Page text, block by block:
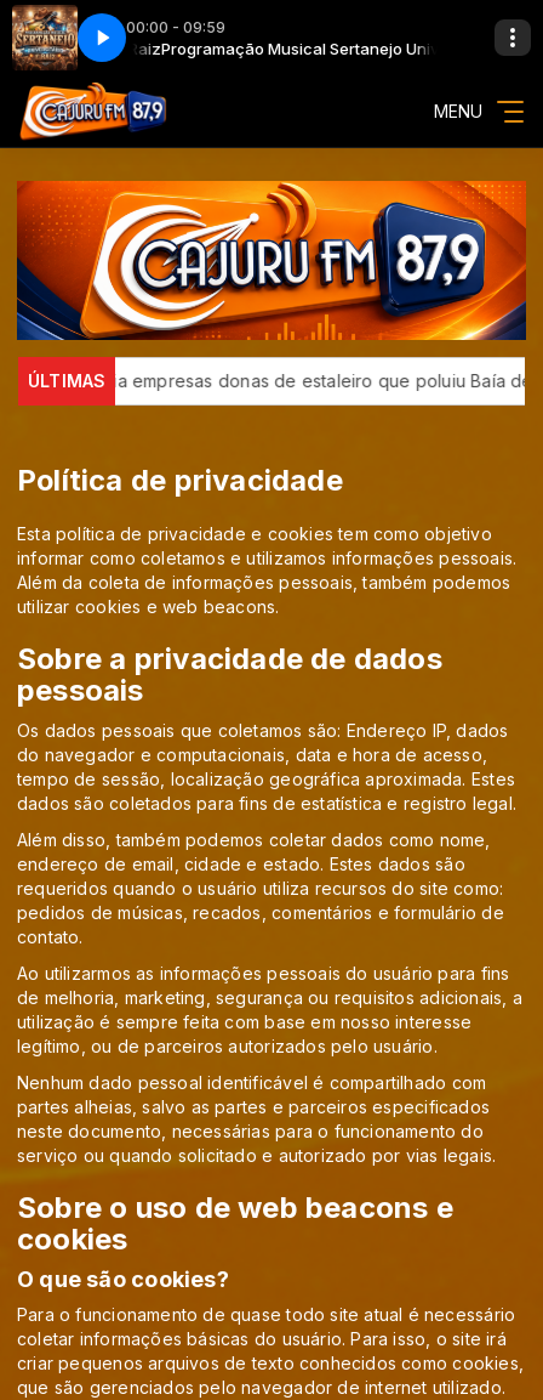
00:00 - 09:59
e Raiz Programação Musical Sertanejo Universitário e Raiz
MENU
ÚLTIMAS
denuncia empresas donas de estaleiro que poluiu Baía de
Política de privacidade
Esta política de privacidade e cookies tem como objetivo
informar como coletamos e utilizamos informações pessoais.
Além da coleta de informações pessoais, também podemos
utilizar cookies e web beacons.
Sobre a privacidade de dados
pessoais
Os dados pessoais que coletamos são: Endereço IP, dados
do navegador e computacionais, data e hora de acesso,
tempo de sessão, localização geográfica aproximada. Estes
dados são coletados para fins de estatística e registro legal.
Além disso, também podemos coletar dados como nome,
endereço de email, cidade e estado. Estes dados são
requeridos quando o usuário utiliza recursos do site como:
pedidos de músicas, recados, comentários e formulário de
contato.
Ao utilizarmos as informações pessoais do usuário para fins
de melhoria, marketing, segurança ou requisitos adicionais, a
utilização é sempre feita com base em nosso interesse
legítimo, ou de parceiros autorizados pelo usuário.
Nenhum dado pessoal identificável é compartilhado com
partes alheias, salvo as partes e parceiros especificados
neste documento, necessárias para o funcionamento do
serviço ou quando solicitado e autorizado por vias legais.
Sobre o uso de web beacons e
cookies
O que são cookies?
Para o funcionamento de quase todo site atual é necessário
coletar informações básicas do usuário. Para isso, o site irá
criar pequenos arquivos de texto conhecidos como cookies,
que são gerenciados pelo navegador de internet utilizado.